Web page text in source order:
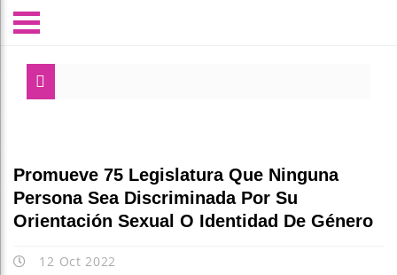
Promueve 75 Legislatura Que Ninguna
Persona Sea Discriminada Por Su
Orientación Sexual O Identidad De Género
12 Oct 2022